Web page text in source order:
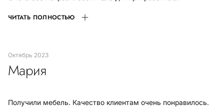
ЧИТАТЬ ПОЛНОСТЬЮ
октябрь 2023
Мария
Получили мебель. Качество клиентам очень понравилось.